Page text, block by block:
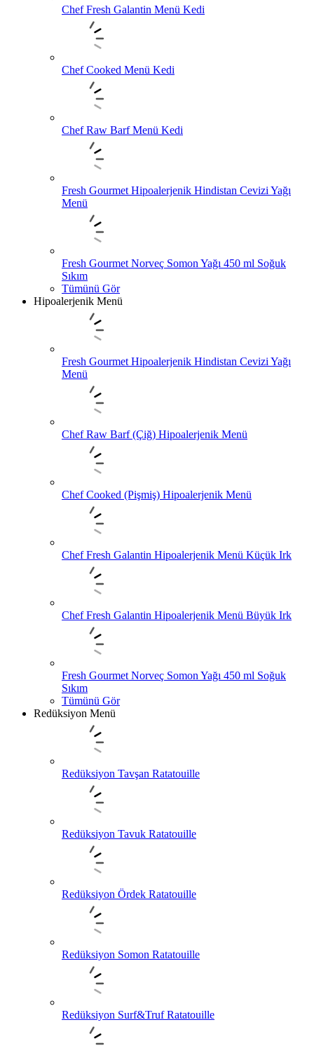
Chef Fresh Galantin Menü Kedi
Chef Cooked Menü Kedi
Chef Raw Barf Menü Kedi
Fresh Gourmet Hipoalerjenik Hindistan Cevizi Yağı
Menü
Fresh Gourmet Norveç Somon Yağı 450 ml Soğuk
Sıkım
Tümünü Gör
Hipoalerjenik Menü
Fresh Gourmet Hipoalerjenik Hindistan Cevizi Yağı
Menü
Chef Raw Barf (Çiğ) Hipoalerjenik Menü
Chef Cooked (Pişmiş) Hipoalerjenik Menü
Chef Fresh Galantin Hipoalerjenik Menü Küçük Irk
Chef Fresh Galantin Hipoalerjenik Menü Büyük Irk
Fresh Gourmet Norveç Somon Yağı 450 ml Soğuk
Sıkım
Tümünü Gör
Redüksiyon Menü
Redüksiyon Tavşan Ratatouille
Redüksiyon Tavuk Ratatouille
Redüksiyon Ördek Ratatouille
Redüksiyon Somon Ratatouille
Redüksiyon Surf&Truf Ratatouille